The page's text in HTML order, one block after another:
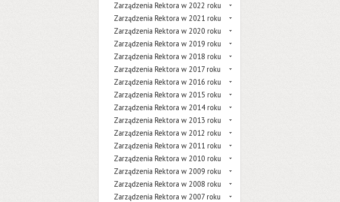
Zarządzenia Rektora w 2022 roku
Zarządzenia Rektora w 2021 roku
Zarządzenia Rektora w 2020 roku
Zarządzenia Rektora w 2019 roku
Zarządzenia Rektora w 2018 roku
Zarządzenia Rektora w 2017 roku
Zarządzenia Rektora w 2016 roku
Zarządzenia Rektora w 2015 roku
Zarządzenia Rektora w 2014 roku
Zarządzenia Rektora w 2013 roku
Zarządzenia Rektora w 2012 roku
Zarządzenia Rektora w 2011 roku
Zarządzenia Rektora w 2010 roku
Zarządzenia Rektora w 2009 roku
Zarządzenia Rektora w 2008 roku
Zarządzenia Rektora w 2007 roku